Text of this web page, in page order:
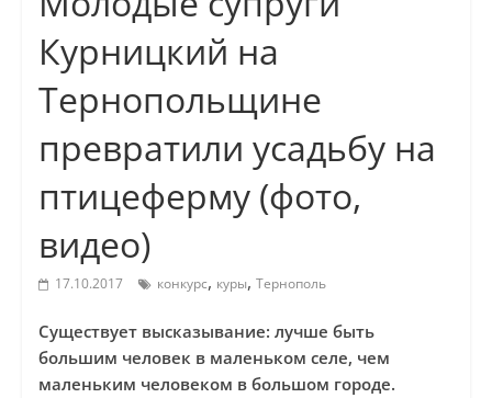
Курницкий на
Тернопольщине
превратили усадьбу на
птицеферму (фото,
видео)
17.10.2017 конкурс, куры, Тернополь
Существует высказывание: лучше быть
большим человек в маленьком селе, чем
маленьким человеком в большом городе.